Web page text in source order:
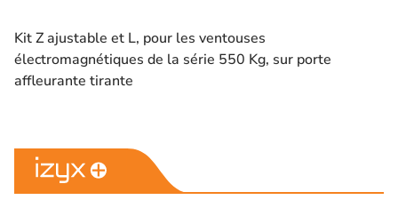
Kit Z ajustable et L, pour les ventouses
électromagnétiques de la série 550 Kg, sur porte
affleurante tirante